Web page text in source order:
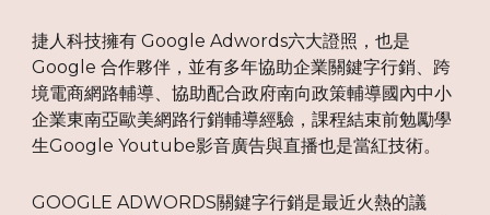
捷人科技擁有 Google Adwords六大證照，也是
Google 合作夥伴，並有多年協助企業關鍵字行銷、跨
境電商網路輔導、協助配合政府南向政策輔導國內中小
企業東南亞歐美網路行銷輔導經驗，課程結束前勉勵學
生Google Youtube影音廣告與直播也是當紅技術。
GOOGLE ADWORDS關鍵字行銷是最近火熱的議